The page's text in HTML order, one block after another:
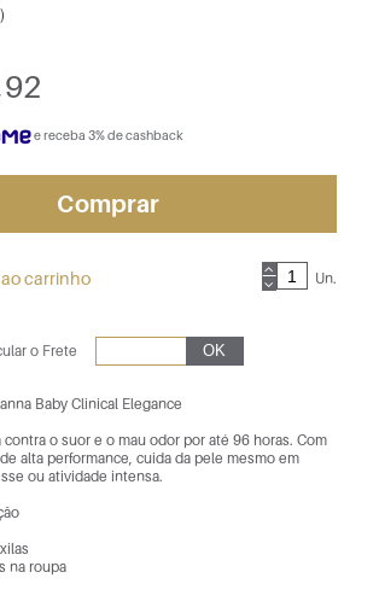
e receba 3% de cashback
Comprar
Un.
carrinho
o Frete
Baby Clinical Elegance
o suor e o mau odor por até 96 horas. Com
alta performance, cuida da pele mesmo em
ou atividade intensa.
na roupa